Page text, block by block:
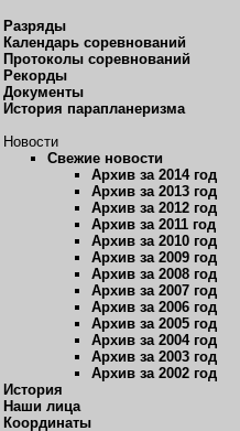
Разряды
Календарь соревнований
Протоколы соревнований
Рекорды
Документы
История парапланеризма
Новости
Свежие новости
Архив за 2014 год
Архив за 2013 год
Архив за 2012 год
Архив за 2011 год
Архив за 2010 год
Архив за 2009 год
Архив за 2008 год
Архив за 2007 год
Архив за 2006 год
Архив за 2005 год
Архив за 2004 год
Архив за 2003 год
Архив за 2002 год
История
Наши лица
Координаты